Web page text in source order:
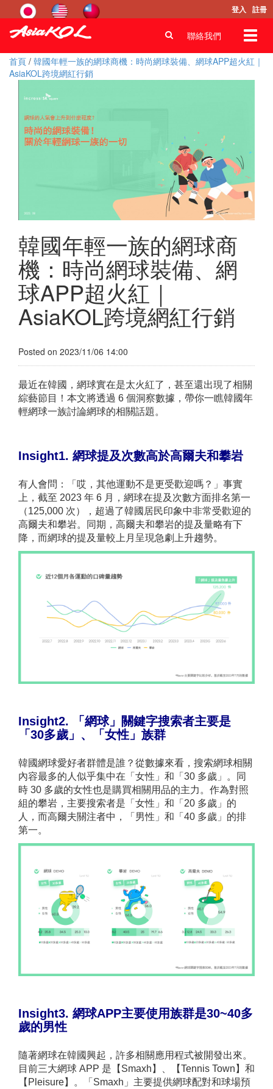
登入 註冊
聯絡我們
首頁 / 韓國年輕一族的網球商機：時尚網球裝備、網球APP超火紅｜
AsiaKOL跨境網紅行銷
韓國年輕一族的網球商
機：時尚網球裝備、網
球APP超火紅｜
AsiaKOL跨境網紅行銷
Posted on 2023/11/06 14:00
最近在韓國，網球實在是太火紅了，甚至還出現了相關
綜藝節目！本文將透過 6 個洞察數據，帶你一瞧韓國年
輕網球一族討論網球的相關話題。
Insight1. 網球提及次數高於高爾夫和攀岩
有人會問：「哎，其他運動不是更受歡迎嗎？」事實
上，截至 2023 年 6 月，網球在提及次數方面排名第一
（125,000 次），超過了韓國居民印象中非常受歡迎的
高爾夫和攀岩。同期，高爾夫和攀岩的提及量略有下
降，而網球的提及量較上月呈現急劇上升趨勢。
Insight2. 「網球」關鍵字搜索者主要是
「30多歲」、「女性」族群
韓國網球愛好者群體是誰？從數據來看，搜索網球相關
內容最多的人似乎集中在「女性」和「30 多歲」。同
時 30 多歲的女性也是購買相關用品的主力。作為對照
組的攀岩，主要搜索者是「女性」和「20 多歲」的
人，而高爾夫關注者中，「男性」和「40 多歲」的排
第一。
Insight3. 網球APP主要使用族群是30~40多
歲的男性
隨著網球在韓國興起，許多相關應用程式被開發出來。
目前三大網球 APP 是【Smaxh】、【Tennis Town】和
【Pleisure】。「Smaxh」主要提供網球配對和球場預